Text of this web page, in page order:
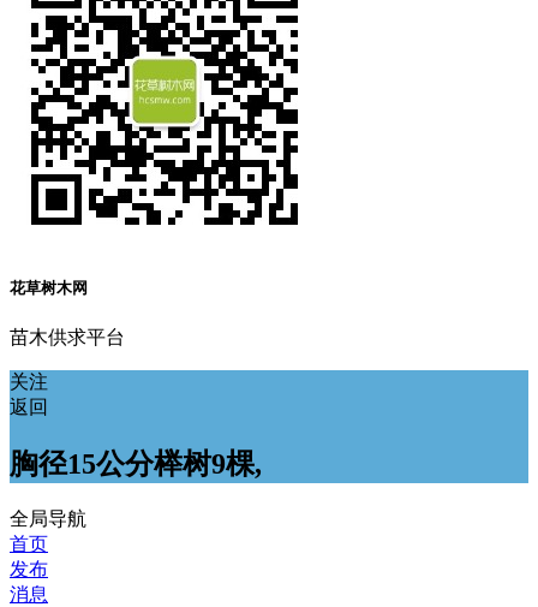
花草树木网
苗木供求平台
关注
返回
胸径15公分榉树9棵,
全局导航
首页
发布
消息